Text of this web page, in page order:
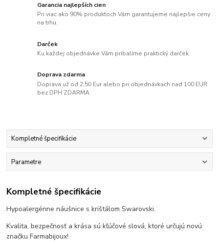
Garancia najlepších cien
Pri viac ako 90% produktoch Vám garantujeme najlepšie ceny
na trhu.
Darček
Ku každej objednávke Vám pribalíme praktický darček.
Doprava zdarma
Doprava už od 2,50 Eur alebo pri objednávkach nad 100 EUR
bez DPH ZDARMA.
Kompletné špecifikácie
Parametre
Kompletné špecifikácie
Hypoalergénne náušnice s krištálom Swarovski.
Kvalita, bezpečnosť a krása sú kľúčové slová, ktoré určujú novú
značku Farmabijoux!